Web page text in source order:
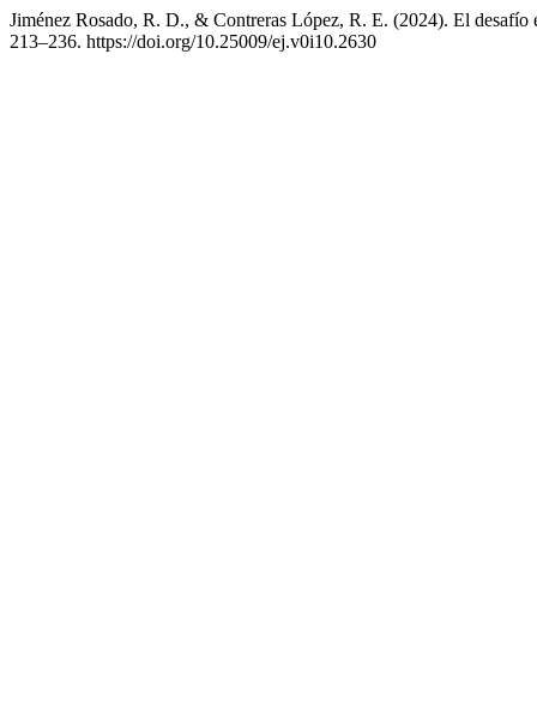
Jiménez Rosado, R. D., & Contreras López, R. E. (2024). El
213–236. https://doi.org/10.25009/ej.v0i10.2630